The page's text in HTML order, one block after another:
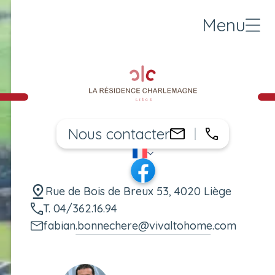
Menu
Nous contacter
04/
FR Changer de langue
Facebook
Rue de Bois de Breux 53, 4020 Liège
T. 04/362.16.94
fabian.bonnechere@vivaltohome.com